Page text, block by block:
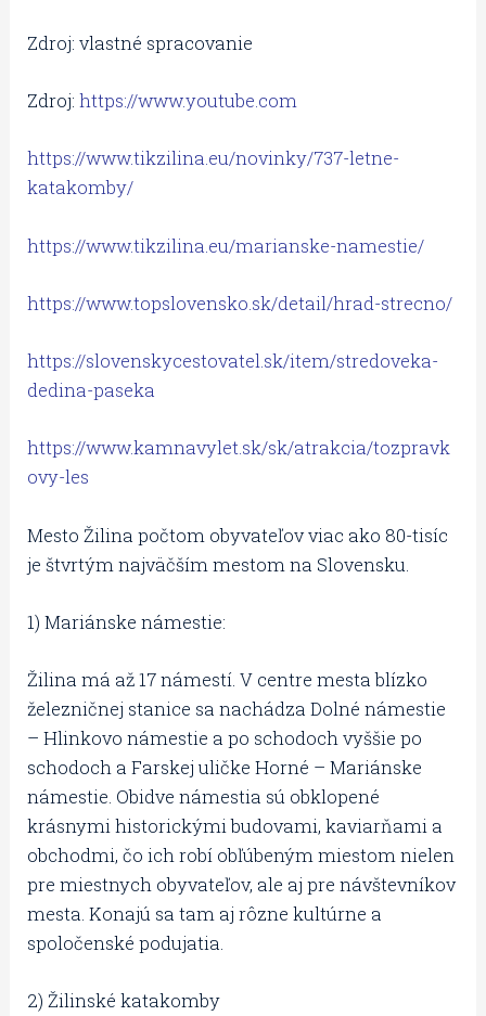
Zdroj: vlastné spracovanie
Zdroj:https://www.youtube.com
https://www.tikzilina.eu/novinky/737-letne-
katakomby/
https://www.tikzilina.eu/marianske-namestie/
https://www.topslovensko.sk/detail/hrad-strecno/
https://slovenskycestovatel.sk/item/stredoveka-
dedina-paseka
https://www.kamnavylet.sk/sk/atrakcia/tozpravk
ovy-les
Mesto Žilina počtom obyvateľov viac ako 80-tisíc
je štvrtým najväčším mestom na Slovensku.
1) Mariánske námestie:
Žilina má až 17 námestí. V centre mesta blízko
železničnej stanice sa nachádza Dolné námestie
– Hlinkovo námestie a po schodoch vyššie po
schodoch a Farskej uličke Horné – Mariánske
námestie. Obidve námestia sú obklopené
krásnymi historickými budovami, kaviarňami a
obchodmi, čo ich robí obľúbeným miestom nielen
pre miestnych obyvateľov, ale aj pre návštevníkov
mesta. Konajú sa tam aj rôzne kultúrne a
spoločenské podujatia.
2) Žilinské katakomby